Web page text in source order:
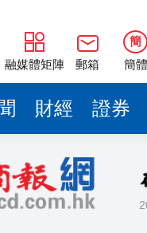
融媒體矩陣 郵箱
簡
簡體
財經 證券